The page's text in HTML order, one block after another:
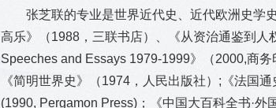
张芝联的专业是世界近代史、近代欧洲史学
高乐》（1988，三联书店）、《从资治通鉴到
Speeches and Essays 1979-1999》（2000,商
《简明世界史》（1974，人民出版社）;《法国
(1990, Pergamon Press)；《中国大百科全书·外